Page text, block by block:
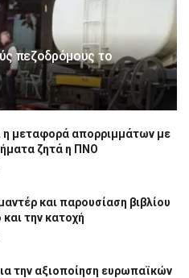
πεζοδρόμους το
η μεταφορά απορριμμάτων με
ζητά η ΠΝΟ
και παρουσίαση βιβλίου
την κατοχή
την αξιοποίηση ευρωπαϊκών